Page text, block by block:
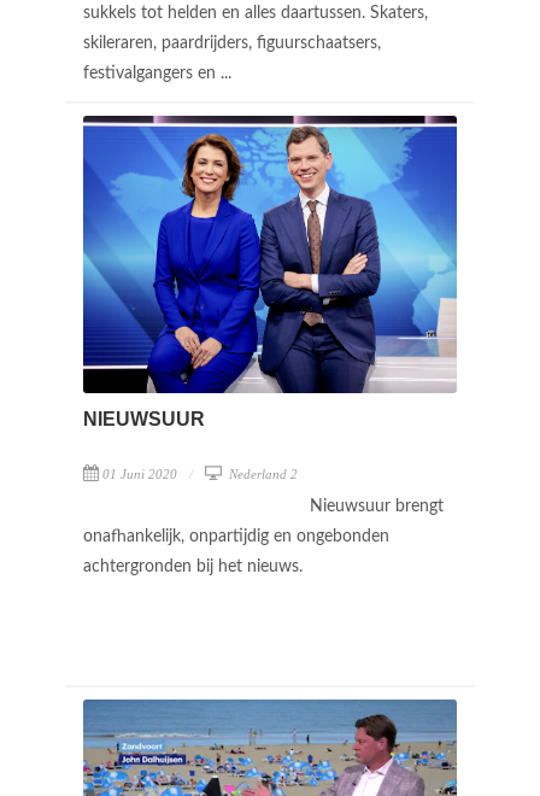
sukkels tot helden en alles daartussen. Skaters,
skileraren, paardrijders, figuurschaatsers,
festivalgangers en ...
NIEUWSUUR
01 Juni 2020 Nederland 2
Nieuwsuur brengt
onafhankelijk, onpartijdig en ongebonden
achtergronden bij het nieuws.